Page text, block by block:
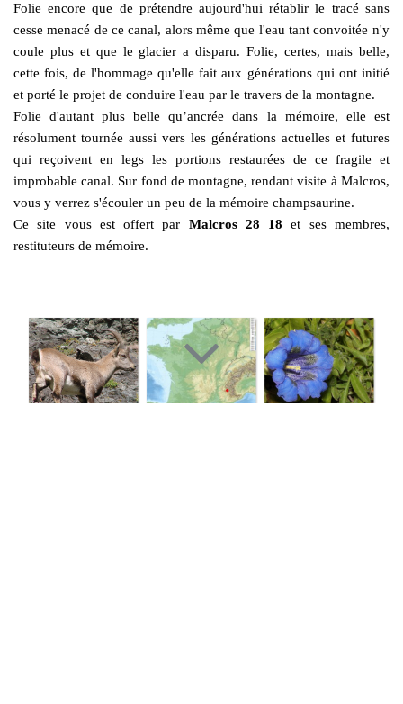
Folie encore que de prétendre aujourd'hui rétablir le tracé sans
cesse menacé de ce canal, alors même que l'eau tant convoitée n'y
coule plus et que le glacier a disparu. Folie, certes, mais belle,
cette fois, de l'hommage qu'elle fait aux générations qui ont initié
et porté le projet de conduire l'eau par le travers de la montagne.
Folie d'autant plus belle qu’ancrée dans la mémoire, elle est
résolument tournée aussi vers les générations actuelles et futures
qui reçoivent en legs les portions restaurées de ce fragile et
improbable canal. Sur fond de montagne, rendant visite à Malcros,
vous y verrez s'écouler un peu de la mémoire champsaurine.
Ce site vous est offert par Malcros 28 18 et ses membres,
restituteurs de mémoire.